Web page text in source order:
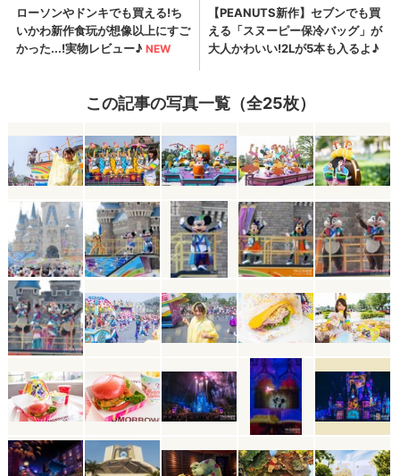
この記事の写真一覧（全25枚）